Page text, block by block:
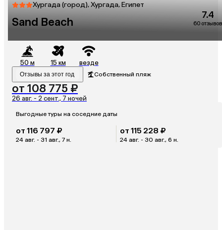
Хургада (город), Хургада, Египет
Sand Beach
7.4
60 отзывов
50 м 15 км везде
Отзывы за этот год Собственный пляж
от 108 775 ₽
26 авг. - 2 сент., 7 ночей
Выгодные туры на соседние даты
от 116 797 ₽
24 авг. - 31 авг., 7 н.
от 115 228 ₽
24 авг. - 30 авг., 6 н.